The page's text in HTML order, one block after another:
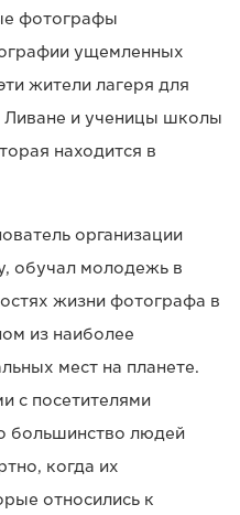
фотографы
ущемленных
жители лагеря для
Ливане и ученицы школы
находится в
организации
обучал молодежь в
жизни фотографа в
из наиболее
мест на планете.
с посетителями
большинство людей
когда их
относились к